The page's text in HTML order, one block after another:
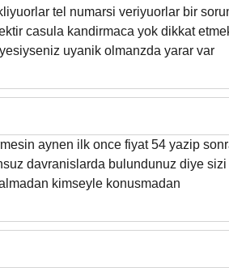
tel numarsi veriyuorlar bir
casula kandirmaca yok dikkat
uyanik olmanzda yarar var
aynen ilk once fiyat 54 yazip
davranislarda bulundunuz diye
kimseyle konusmadan